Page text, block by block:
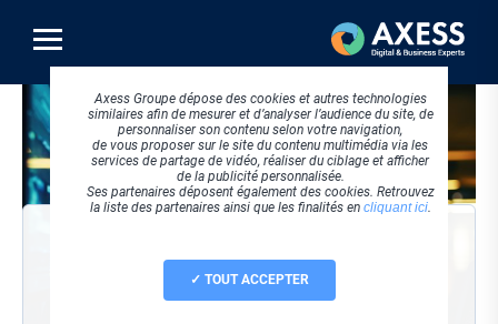
contenu
principal
Visuel
principal
Axess Groupe dépose des cookies et autres technologies
similaires afin de mesurer et d’analyser l’audience du site, de
personnaliser son contenu selon votre navigation,
de vous proposer sur le site du contenu multimédia via les
services de partage de vidéo, réaliser du ciblage et afficher
de la publicité personnalisée.
Ses partenaires déposent également des cookies. Retrouvez
la liste des partenaires ainsi que les finalités en cliquant ici.
TOUT ACCEPTER